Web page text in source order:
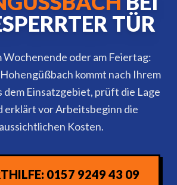
TÜR
Wochenende oder am Feiertag:
kommt nach Ihrem
Einsatzgebiet, prüft die Lage
erklärt vor Arbeitsbeginn die
Kosten.
0157 9249 43 09